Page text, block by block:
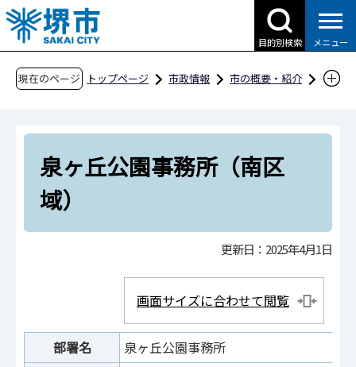
こ
の
ペ
目的別検索 メニュー
現在のページ トップページ 市政情報
市の概要・紹介
公園緑地部
泉ヶ丘公園事務所（南区域）
泉ヶ丘公園事務所（南区
域）
更新日：2025年4月1日
画面サイズに合わせて閲覧
部署名
泉ヶ丘公園事務所